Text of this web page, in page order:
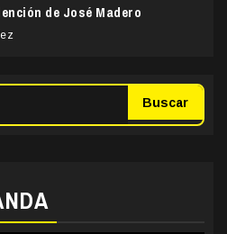
de José Madero
Buscar